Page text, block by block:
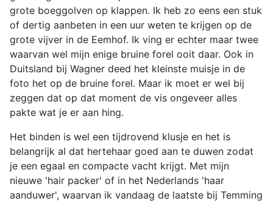
grote boeggolven op klappen. Ik heb zo eens een stuk
of dertig aanbeten in een uur weten te krijgen op de
grote vijver in de Eemhof. Ik ving er echter maar twee
waarvan wel mijn enige bruine forel ooit daar. Ook in
Duitsland bij Wagner deed het kleinste muisje in de
foto het op de bruine forel. Maar ik moet er wel bij
zeggen dat op dat moment de vis ongeveer alles
pakte wat je er aan hing.
Het binden is wel een tijdrovend klusje en het is
belangrijk al dat hertehaar goed aan te duwen zodat
je een egaal en compacte vacht krijgt. Met mijn
nieuwe 'hair packer' of in het Nederlands 'haar
aanduwer', waarvan ik vandaag de laatste bij Temming